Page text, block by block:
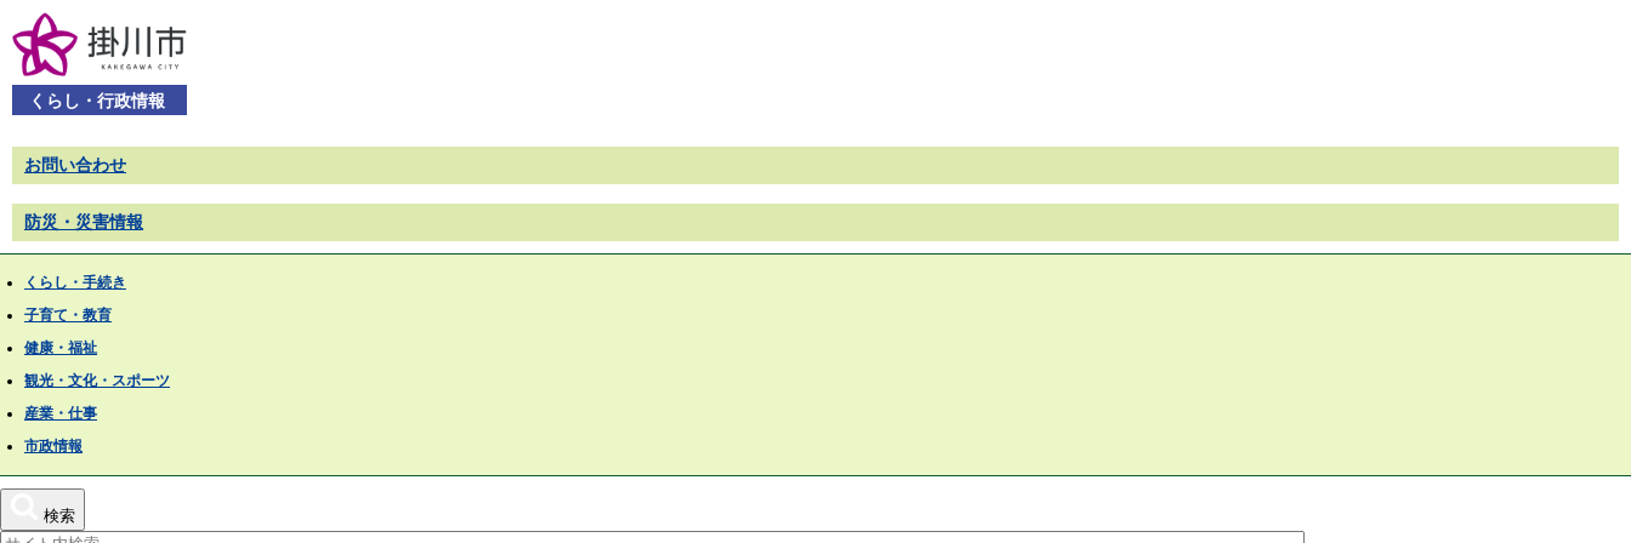
くらし・行政情報
お問い合わせ
防災・災害情報
くらし・手続き
子育て・教育
健康・福祉
観光・文化・スポーツ
産業・仕事
市政情報
検索